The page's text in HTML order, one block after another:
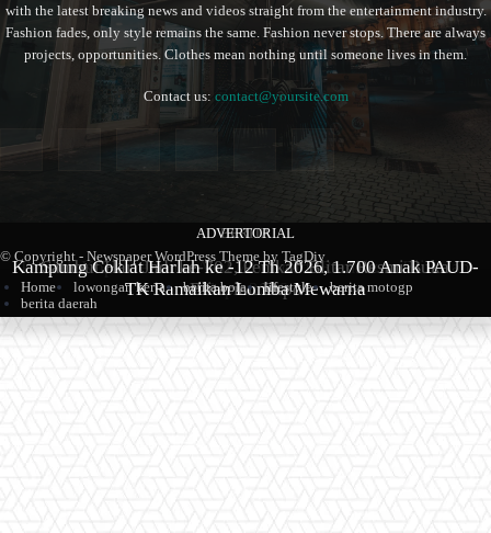
BERITA
Produk Kopi Premium Asal Wonodadi Ramaikan Blitarian
Expo 2026
BERITA
Sambut Hari Jadi ke-702, Pemkab Blitar Resmi Buka
Blitarian Expo
ADVERTORIAL
Kampung Coklat Harlah ke -12 Th 2026, 1.700 Anak PAUD-
TK Ramaikan Lomba Mewarna
with the latest breaking news and videos straight from the entertainment industry.
Fashion fades, only style remains the same. Fashion never stops. There are always
projects, opportunities. Clothes mean nothing until someone lives in them.
Contact us: contact@yoursite.com
© Copyright - Newspaper WordPress Theme by TagDiv
Home
lowongan kerja berita bola lifestyle
berita motogp
berita daerah